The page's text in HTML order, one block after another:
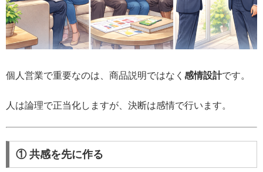
個人営業で重要なのは、商品説明ではなく 感情設計です。
人は論理で正当化しますが、決断は感情で行います。
① 共感を先に作る